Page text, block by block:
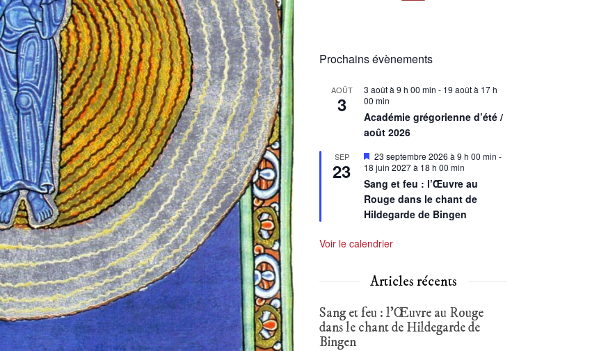
Prochains évènements
AOÛT
3
3 août à 9 h 00 min - 19 août à 17 h
00 min
Académie grégorienne d’été /
août 2026
SEP
23
Mis
en
23 septembre 2026 à 9 h 00 min -
18 juin 2027 à 18 h 00 min
Sang et feu : l’Œuvre au
Rouge dans le chant de
Hildegarde de Bingen
Voir le calendrier
Articles récents
Sang et feu : l’Œuvre au Rouge
dans le chant de Hildegarde de
Bingen